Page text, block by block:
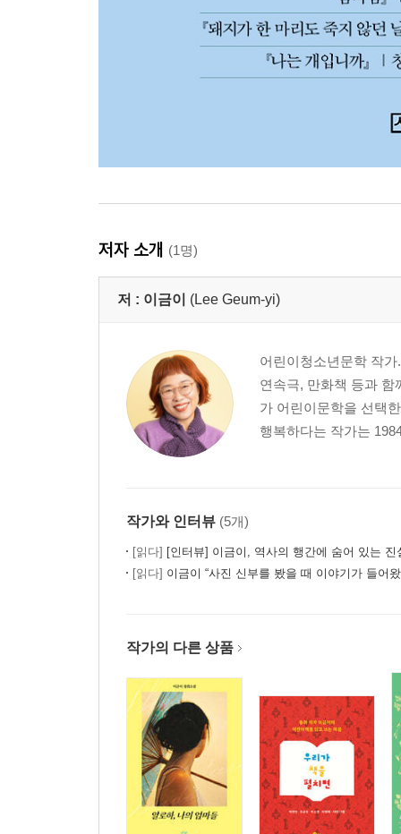
저자 소개 (1명)
저 : 이금이 (Lee Geum-yi)
어린이청소년문학 작
연속극, 만화책 등과 함
가 어린이문학을 선택
행복하다는 작가는
작가와 인터뷰 (5개)
[읽다] [인터뷰] 이금이, 역사의 행간에 숨어 있는 진
[읽다] 이금이 “사진 신부를 봤을 때 이야기가 들어
작가의 다른 상품